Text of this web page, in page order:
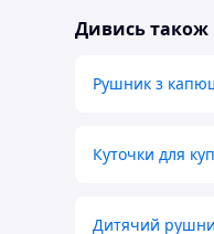
Дивись також
Рушник з
Куточки для
Дитячий